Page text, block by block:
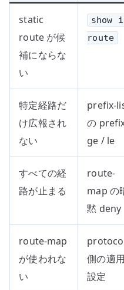
static
route が候
補にならな
い
show
route
特定経路だ
け広報され
ない
prefix-
の
ge / le
すべての経
路が止まる
route-
map の
黙 deny
route-map
が使われな
い
側の適用
設定